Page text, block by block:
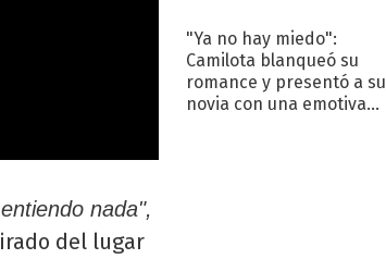
nada",
del lugar
"Traidora"
"Ya no hay miedo":
Camilota blanqueó su
romance y presentó a su
novia con una emotiva